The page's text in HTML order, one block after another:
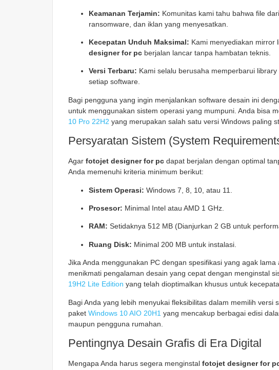
Keamanan Terjamin: Komunitas kami tahu bahwa file
ransomware, dan iklan yang menyesatkan.
Kecepatan Unduh Maksimal: Kami menyediakan mirror
designer for pc berjalan lancar tanpa hambatan teknis.
Versi Terbaru: Kami selalu berusaha memperbarui
setiap software.
Bagi pengguna yang ingin menjalankan software desain ini
untuk menggunakan sistem operasi yang mumpuni. Anda bisa
10 Pro 22H2 yang merupakan salah satu versi Windows paling
Persyaratan Sistem (System
Agar fotojet designer for pc dapat berjalan dengan optimal
Anda memenuhi kriteria minimum berikut:
Sistem Operasi: Windows 7, 8, 10, atau 11.
Prosesor: Minimal Intel atau AMD 1 GHz.
RAM: Setidaknya 512 MB (Dianjurkan 2 GB untuk
Ruang Disk: Minimal 200 MB untuk instalasi.
Jika Anda menggunakan PC dengan spesifikasi yang agak
menikmati pengalaman desain yang cepat dengan menginstal
19H2 Lite Edition yang telah dioptimalkan khusus untuk
Bagi Anda yang lebih menyukai fleksibilitas dalam memilih versi
paket Windows 10 AIO 20H1 yang mencakup berbagai edisi
maupun pengguna rumahan.
Pentingnya Desain Grafis di Era Digital
Mengapa Anda harus segera menginstal fotojet designer for